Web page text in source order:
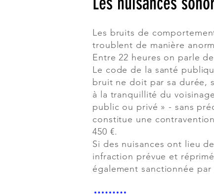
Les bruits de
troublent de manière
Entre 22 heures on parle
Le code de la santé
bruit ne doit par sa durée,
à la tranquillité du
public ou privé » - sans
constitue une
450 €.
Si des nuisances ont lieu
infraction prévue et
également sanctionnée par